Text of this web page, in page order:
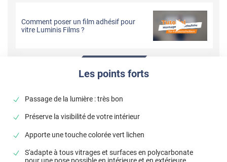
Comment poser un film adhésif pour
vitre Luminis Films ?
Les points forts
Passage de la lumière : très bon
Préserve la visibilité de votre intérieur
Apporte une touche colorée vert lichen
S'adapte à tous vitrages et surfaces en polycarbonate